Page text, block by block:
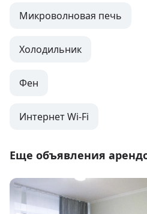
Микроволновая печь
Холодильник
Фен
Интернет Wi-Fi
Еще объявления